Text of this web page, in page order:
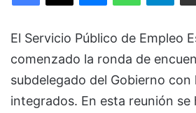
El Servicio Público de Empleo
comenzado la ronda de
subdelegado del Gobierno
integrados. En esta reunión se